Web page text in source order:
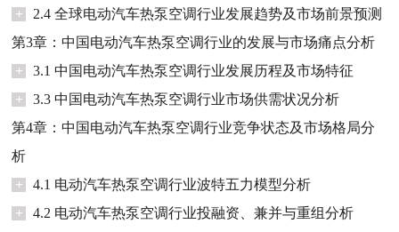
+
2.4 全球电动汽车热泵空调行业发展趋势及市场前景预测
第3章：中国电动汽车热泵空调行业的发展与市场痛点分析
+
3.1 中国电动汽车热泵空调行业发展历程及市场特征
+
3.3 中国电动汽车热泵空调行业市场供需状况分析
第4章：中国电动汽车热泵空调行业竞争状态及市场格局分
析
+
4.1 电动汽车热泵空调行业波特五力模型分析
+
4.2 电动汽车热泵空调行业投融资、兼并与重组分析